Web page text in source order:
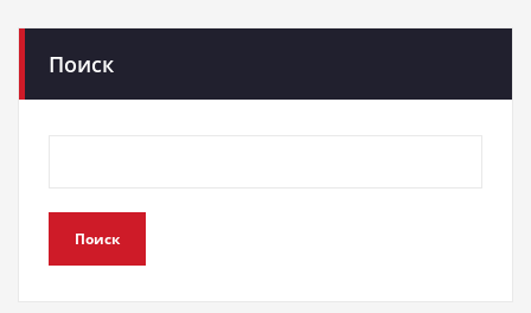
Поиск
Поиск